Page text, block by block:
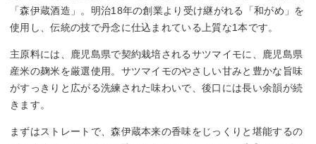
「森伊蔵酒造」。明治18年の創業より受け継がれる「和がめ」を
使用し、伝統の技で丹念に仕込まれている上質な1本です。
主原料には、鹿児島県で契約栽培されるサツマイモに、鹿児島県
産米の麹米を厳選使用。サツマイモのやさしい甘みと豊かな旨味
がすっきりと広がる洗練された味わいで、後口には長い余韻が続
きます。
まずはストレートで、森伊蔵本来の香味をじっくりと堪能するの